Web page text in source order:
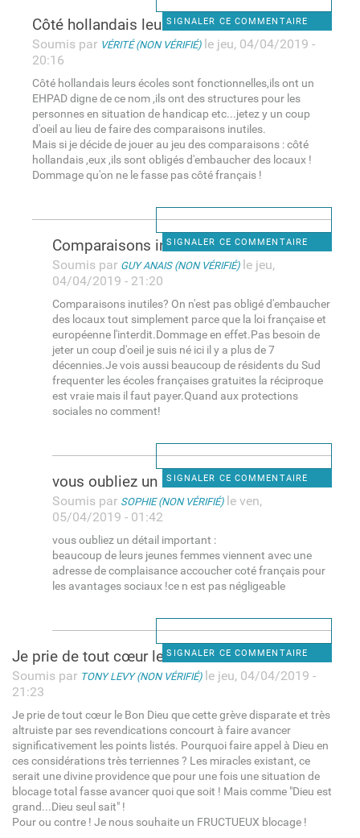
SIGNALER CE COMMENTAIRE
Côté hollandais leurs écoles
Soumis par VÉRITÉ (NON VÉRIFIÉ)le jeu, 04/04/2019 -
20:16
Côté hollandais leurs écoles sont fonctionnelles,ils ont un
EHPAD digne de ce nom ,ils ont des structures pour les
personnes en situation de handicap etc...jetez y un coup
d'oeil au lieu de faire des comparaisons inutiles.
Mais si je décide de jouer au jeu des comparaisons : côté
hollandais ,eux ,ils sont obligés d'embaucher des locaux !
Dommage qu'on ne le fasse pas côté français !
SIGNALER CE COMMENTAIRE
Comparaisons inutiles? On n
Soumis par GUY ANAIS (NON VÉRIFIÉ)le jeu,
04/04/2019 - 21:20
Comparaisons inutiles? On n'est pas obligé d'embaucher
des locaux tout simplement parce que la loi française et
européenne l'interdit.Dommage en effet.Pas besoin de
jeter un coup d'oeil je suis né ici il y a plus de 7
décennies.Je vois aussi beaucoup de résidents du Sud
frequenter les écoles françaises gratuites la réciproque
est vraie mais il faut payer.Quand aux protections
sociales no comment!
SIGNALER CE COMMENTAIRE
vous oubliez un détail
Soumis par SOPHIE (NON VÉRIFIÉ)le ven,
05/04/2019 - 01:42
vous oubliez un détail important :
beaucoup de leurs jeunes femmes viennent avec une
adresse de complaisance accoucher coté français pour
les avantages sociaux !ce n est pas négligeable
SIGNALER CE COMMENTAIRE
Je prie de tout cœur le Bon
Soumis par TONY LEVY (NON VÉRIFIÉ)le jeu, 04/04/2019 -
21:23
Je prie de tout cœur le Bon Dieu que cette grève disparate et très
altruiste par ses revendications concourt à faire avancer
significativement les points listés. Pourquoi faire appel à Dieu en
ces considérations très terriennes ? Les miracles existant, ce
serait une divine providence que pour une fois une situation de
blocage total fasse avancer quoi que soit ! Mais comme "Dieu est
grand...Dieu seul sait" !
Pour ou contre ! Je nous souhaite un FRUCTUEUX blocage !